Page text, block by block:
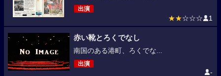
出演
★★☆☆☆ 1
赤い靴とろくでなし
南国のある港町、ろくでな...
出演
-